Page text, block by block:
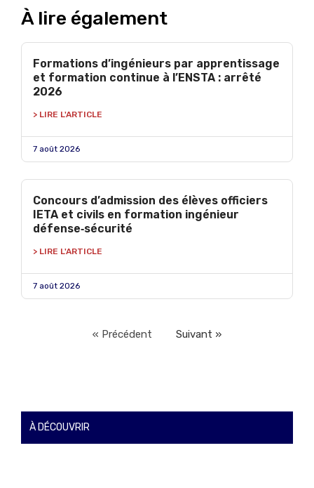
À lire également
Formations d’ingénieurs par apprentissage
et formation continue à l’ENSTA : arrêté
2026
> LIRE L'ARTICLE
7 août 2026
Concours d’admission des élèves officiers
IETA et civils en formation ingénieur
défense‑sécurité
> LIRE L'ARTICLE
7 août 2026
« Précédent Suivant »
À DÉCOUVRIR